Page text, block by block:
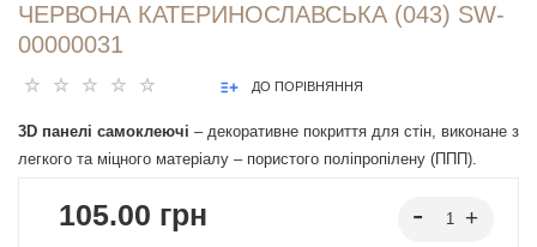
ЧЕРВОНА КАТЕРИНОСЛАВСЬКА (043) SW-
00000031
ДО ПОРІВНЯННЯ
3D панелі самоклеючі – декоративне покриття для стін, виконане з
легкого та міцного матеріалу – пористого поліпропілену (ППП).
широкому різноманітті кольорів та наявність клейового шару, що
105.00 грн